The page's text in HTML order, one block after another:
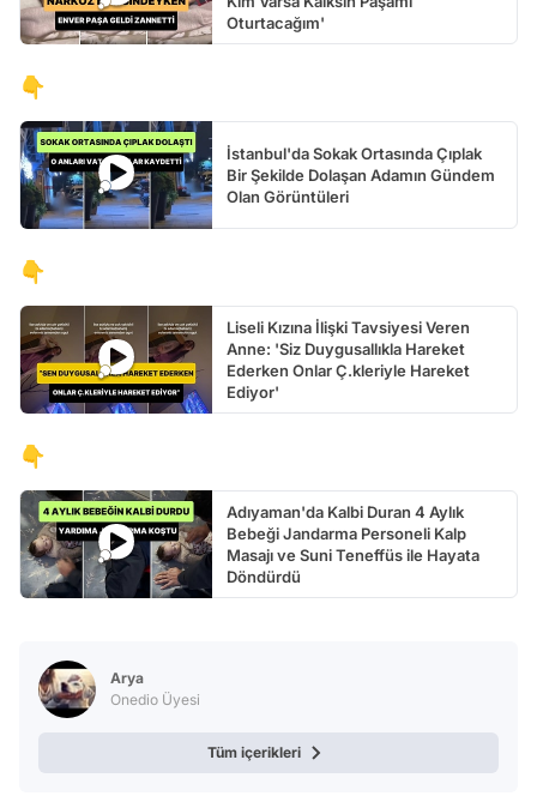
Oturtacağım'
👇
İstanbul'da Sokak Ortasında Çıplak
Bir Şekilde Dolaşan Adamın Gündem
Olan Görüntüleri
👇
Liseli Kızına İlişki Tavsiyesi Veren
Anne: 'Siz Duygusallıkla Hareket
Ederken Onlar Ç.kleriyle Hareket
Ediyor'
👇
Adıyaman'da Kalbi Duran 4 Aylık
Bebeği Jandarma Personeli Kalp
Masajı ve Suni Teneffüs ile Hayata
Döndürdü
Arya
Onedio Üyesi
Tüm içerikleri